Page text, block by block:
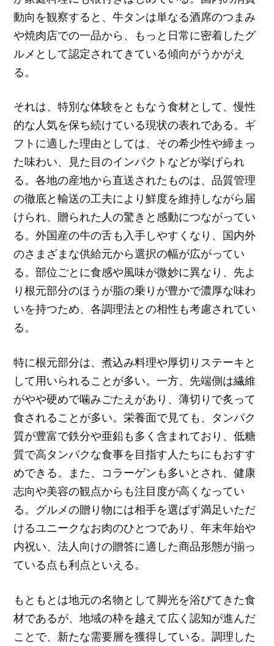
動向を観察すると、牛タンは単なる酒席のつまみ
や焼肉店での一品から、もっと日常に密着したグ
ルメとして認定されてきている傾向がうかがえ
る。
それは、特別な体験をともなう食材として、慢性
的な人気を保ち続けている現状の表れである。ギ
フトに適した理由としては、その希少性や締まっ
た味わい、見た目のインパクトなどが挙げられ
る。各地の産地から直送されたものは、品質管理
の徹底と輸送の工夫により鮮度を維持しながら届
けられ、贈られた人の驚きと感動につながってい
る。外国産の牛の舌も入手しやすくなり、国内外
のさまざまな供給元から選択の幅が広がってい
る。部位ごとに食感や風味が微妙に異なり、先よ
り根元部分のほうが脂の乗りが豊かで濃厚な味わ
いを持つため、各調理法との相性も考慮されてい
る。
特に根元部分は、煮込み料理や厚切りステーキと
して用いられることが多い。一方、先端側は繊維
がやや硬めで噛みごたえがあり、薄切りで炙って
食されることが多い。栄養面で見ても、タンパク
質が豊富で鉄分や亜鉛も多く含まれており、低糖
質で高タンパクな食事を目指す人たちにもおすす
めできる。また、コラーゲンも多いとされ、健康
志向や美容の観点からも注目度が高くなってい
る。グルメの贈り物には相手を選ばず満足いただ
けるユニークなお肉のひとつであり、年末年始や
内祝い、法人向けの贈答に適した商品形態が揃っ
ている点も利点といえる。
もともとは地元の名物として脚光を浴びてきた食
材であるが、地域の枠を越えて広く認知が進んだ
ことで、新たな需要層を獲得している。調理した